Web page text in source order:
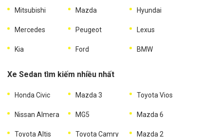
Mitsubishi Mazda Hyundai
Mercedes Peugeot Lexus
Kia Ford BMW
Xe Sedan tìm kiếm nhiều nhất
Honda Civic Mazda 3 Toyota Vios
Nissan Almera MG5 Mazda 6
Toyota Altis Toyota Camry Mazda 2